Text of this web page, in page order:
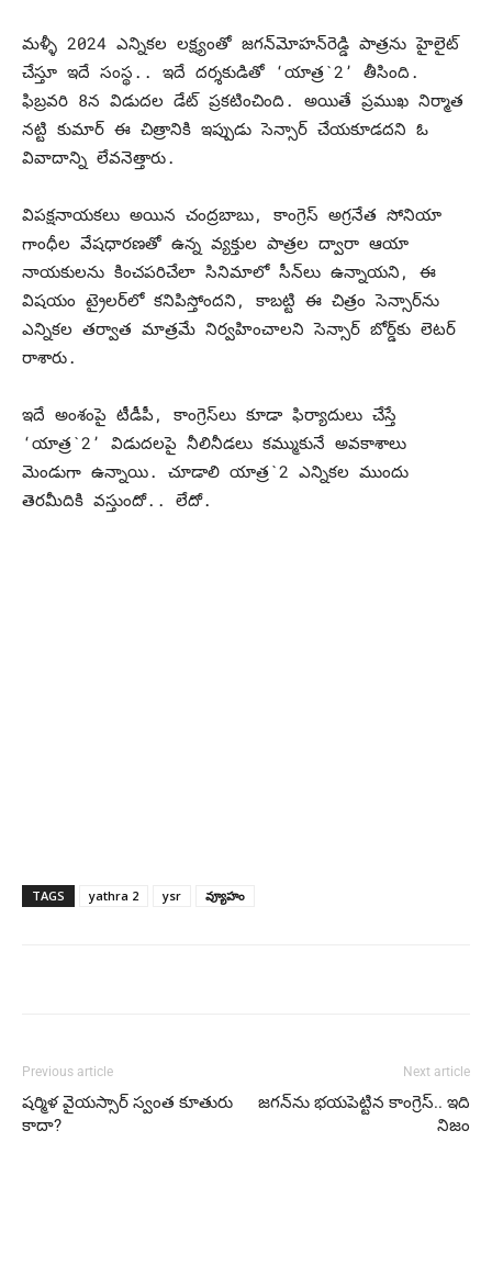
మళ్ళీ 2024 ఎన్నికల లక్ష్యంతో జగన్‌మోహన్‌రెడ్డి పాత్రను హైలైట్‌
చేస్తూ ఇదే సంస్థ.. ఇదే దర్శకుడితో ‘యాత్ర`2’ తీసింది.
ఫిబ్రవరి 8న విడుదల డేట్‌ ప్రకటించింది. అయితే ప్రముఖ నిర్మాత
నట్టి కుమార్‌ ఈ చిత్రానికి ఇప్పుడు సెన్సార్‌ చేయకూడదని ఓ
వివాదాన్ని లేవనెత్తారు.
విపక్షనాయకలు అయిన చంద్రబాబు, కాంగ్రెస్‌ అగ్రనేత సోనియా
గాంధీల వేషధారణతో ఉన్న వ్యక్తుల పాత్రల ద్వారా ఆయా
నాయకులను కించపరిచేలా సినిమాలో సీన్‌లు ఉన్నాయని, ఈ
విషయం ట్రైలర్‌లో కనిపిస్తోందని, కాబట్టి ఈ చిత్రం సెన్సార్‌ను
ఎన్నికల తర్వాత మాత్రమే నిర్వహించాలని సెన్సార్‌ బోర్డ్‌కు లెటర్‌
రాశారు.
ఇదే అంశంపై టీడీపీ, కాంగ్రెస్‌లు కూడా ఫిర్యాదులు చేస్తే
‘యాత్ర`2’ విడుదలపై నీలినీడలు కమ్ముకునే అవకాశాలు
మెండుగా ఉన్నాయి. చూడాలి యాత్ర`2 ఎన్నికల ముందు
తెరమీదికి వస్తుందో.. లేదో.
TAGS yathra 2 ysr వ్యూహం
Previous article
షర్మిళ వైయస్సార్‌ స్వంత కూతురు
కాదా?
Next article
జగన్‌ను భయపెట్టిన కాంగ్రెస్‌.. ఇది
నిజం